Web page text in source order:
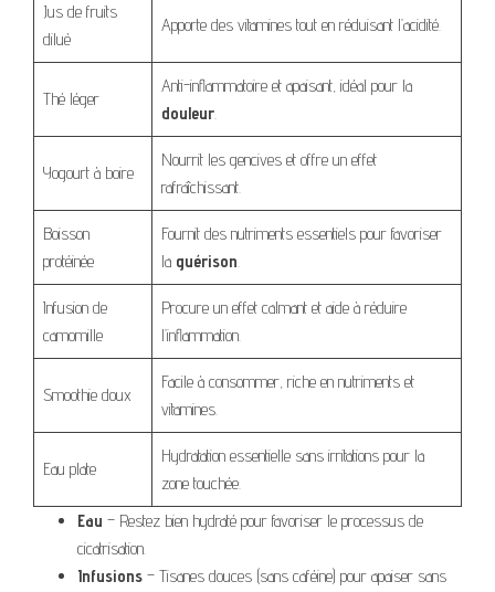
Jus de fruits
dilué
Apporte des vitamines tout en réduisant l’acidité.
Thé léger
Anti-inflammatoire et apaisant, idéal pour la
douleur.
Yogourt à boire
Nourrit les gencives et offre un effet
rafraîchissant.
Boisson
protéinée
Fournit des nutriments essentiels pour favoriser
la guérison.
Infusion de
camomille
Procure un effet calmant et aide à réduire
l’inflammation.
Smoothie doux
Facile à consommer, riche en nutriments et
vitamines.
Eau plate
Hydratation essentielle sans irritations pour la
zone touchée.
Eau – Restez bien hydraté pour favoriser le processus de
cicatrisation.
Infusions – Tisanes douces (sans caféine) pour apaiser sans